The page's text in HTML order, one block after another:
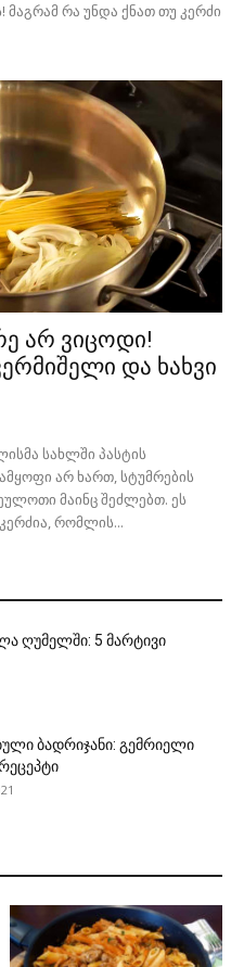
მაგრამ რა უნდა ქნათ თუ კერძი
არ ვიცოდი!
და ხახვი
სახლში პასტის
არ ხართ, სტუმრების
მაინც შეძლებთ. ეს
რომლის...
ღუმელში: 5 მარტივი
ბადრიჯანი: გემრიელი